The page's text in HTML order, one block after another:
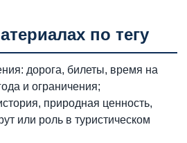
по тегу
дорога, билеты, время на
и ограничения;
природная ценность,
или роль в туристическом